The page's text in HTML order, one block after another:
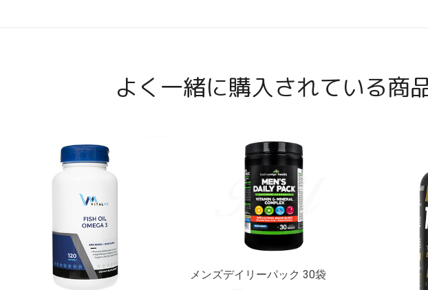
よく一緒に購入されている商
メンズデイリーパック 30袋